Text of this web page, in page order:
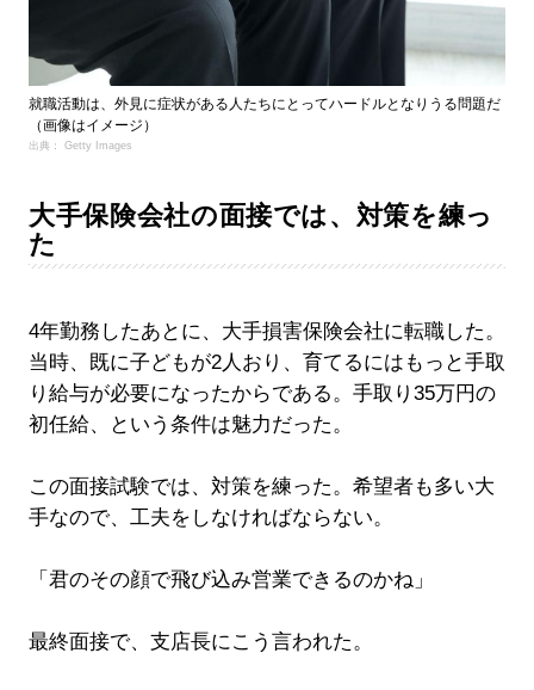
就職活動は、外見に症状がある人たちにとってハードルとなりうる問題だ
（画像はイメージ）
出典： Getty Images
大手保険会社の面接では、対策を練っ
た
4年勤務したあとに、大手損害保険会社に転職した。
当時、既に子どもが2人おり、育てるにはもっと手取
り給与が必要になったからである。手取り35万円の
初任給、という条件は魅力だった。
この面接試験では、対策を練った。希望者も多い大
手なので、工夫をしなければならない。
「君のその顔で飛び込み営業できるのかね」
最終面接で、支店長にこう言われた。